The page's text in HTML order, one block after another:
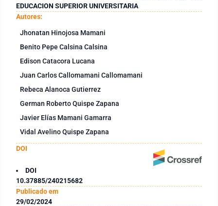
EDUCACION SUPERIOR UNIVERSITARIA
Autores:
Jhonatan Hinojosa Mamani
Benito Pepe Calsina Calsina
Edison Catacora Lucana
Juan Carlos Callomamani Callomamani
Rebeca Alanoca Gutierrez
German Roberto Quispe Zapana
Javier Elías Mamani Gamarra
Vidal Avelino Quispe Zapana
DOI
DOI
10.37885/240215682
Publicado em
29/02/2024